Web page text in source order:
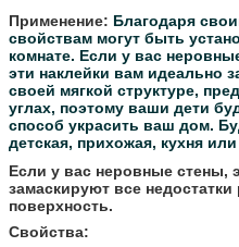
Применение: Благодаря
свойствам могут быть
комнате. Если у вас
эти наклейки вам идеально
своей мягкой структуре,
углах, поэтому ваши дети
способ украсить ваш дом.
детская, прихожая, кухня
Если у вас неровные стены,
замаскируют все
поверхность.
Свойства: